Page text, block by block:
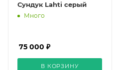
Сундук Lahti серый
Много
75 000 ₽
В КОРЗИНУ